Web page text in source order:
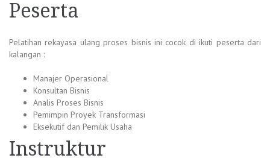
Peserta
Pelatihan rekayasa ulang proses bisnis ini cocok di ikuti peserta dari
kalangan :
Manajer Operasional
Konsultan Bisnis
Analis Proses Bisnis
Pemimpin Proyek Transformasi
Eksekutif dan Pemilik Usaha
Instruktur